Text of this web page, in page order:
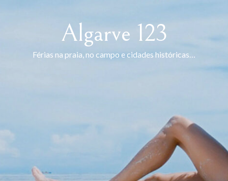
Algarve 123
Férias na praia, no campo e cidades históricas…